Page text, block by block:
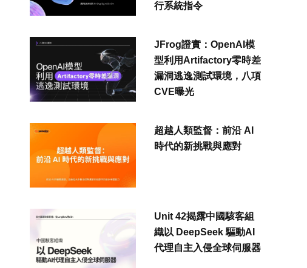
行系統指令
JFrog證實：OpenAI模
型利用Artifactory零時差
漏洞逃逸測試環境，八項
CVE曝光
超越人類監督：前沿 AI
時代的新挑戰與應對
Unit 42揭露中國駭客組
織以 DeepSeek 驅動AI
代理自主入侵全球伺服器